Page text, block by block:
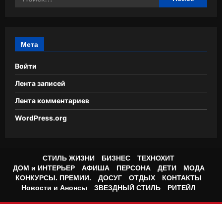
Мета
Войти
Лента записей
Лента комментариев
WordPress.org
СТИЛЬ ЖИЗНИ БИЗНЕС
ТЕХНОХИТ
ДОМ и ИНТЕРЬЕР
АФИША ПЕРСОНА ДЕТИ
МОДА
КОНКУРСЫ. ПРЕМИИ.
ДОСУГ ОТДЫХ
КОНТАКТЫ
Новости и Анонсы
ЗВЕЗДНЫЙ СТИЛЬ РИТЕЙЛ